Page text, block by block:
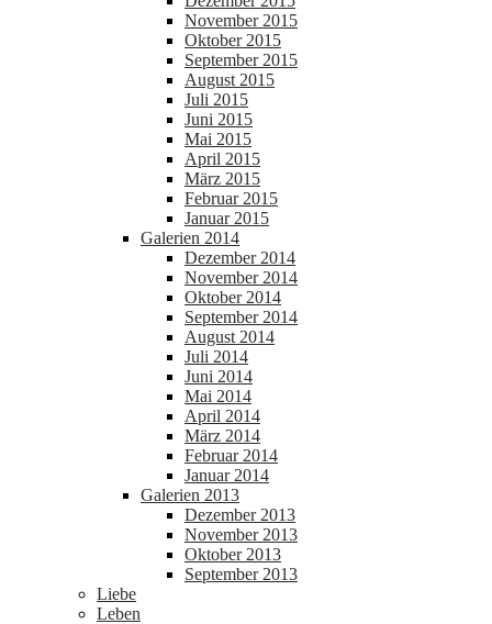
November 2015
Oktober 2015
September 2015
August 2015
Juli 2015
Juni 2015
Mai 2015
April 2015
März 2015
Februar 2015
Januar 2015
Galerien 2014
Dezember 2014
November 2014
Oktober 2014
September 2014
August 2014
Juli 2014
Juni 2014
Mai 2014
April 2014
März 2014
Februar 2014
Januar 2014
Galerien 2013
Dezember 2013
November 2013
Oktober 2013
September 2013
Liebe
Leben